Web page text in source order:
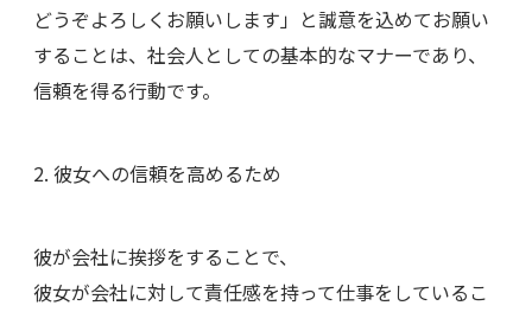
どうぞよろしくお願いします」と誠意を込めてお願い
することは、社会人としての基本的なマナーであり、
信頼を得る行動です。
2. 彼女への信頼を高めるため
彼が会社に挨拶をすることで、
彼女が会社に対して責任感を持って仕事をしているこ